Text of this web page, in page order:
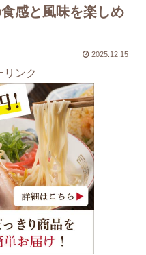
感と風味を楽しめ
2025.12.15
リンク